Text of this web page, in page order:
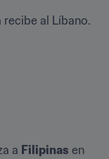
recibe al Líbano.
a Filipinas en